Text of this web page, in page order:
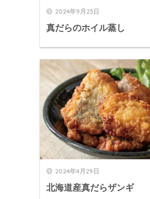
2024年9月23日
真だらのホイル蒸し
2024年4月29日
北海道産真だらザンギ